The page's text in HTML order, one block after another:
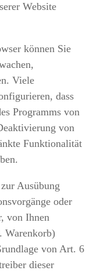
Website
können Sie
Viele
dass
Programms von
von
Funktionalität
Ausübung
oder
von Ihnen
Warenkorb)
von Art. 6
dieser